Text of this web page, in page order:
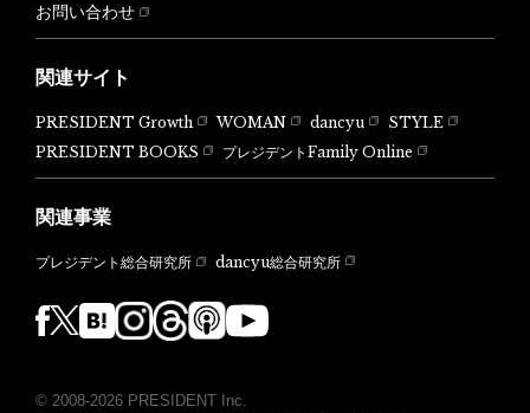
お問い合わせ
関連サイト
PRESIDENT Growth WOMAN dancyu
STYLE
PRESIDENT BOOKS
プレジデントFamily Online
関連事業
プレジデント総合研究所 dancyu総合研究所
© 2008-2026 PRESIDENT Inc.